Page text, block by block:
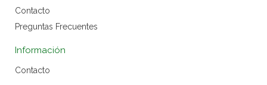
Contacto
Preguntas Frecuentes
Información
Contacto